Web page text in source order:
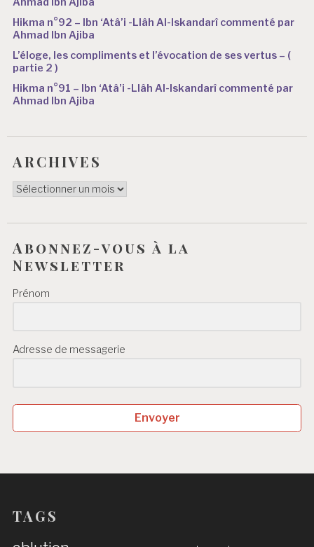
Hikma n°92 – Ibn ‘Atâ’i -Llâh Al-Iskandarî commenté par
Ahmad Ibn Ajiba
L’éloge, les compliments et l’évocation de ses vertus – (
partie 2 )
Hikma n°91 – Ibn ‘Atâ’i -Llâh Al-Iskandarî commenté par
Ahmad Ibn Ajiba
ARCHIVES
ARCHIVES
Abonnez-vous à la
Newsletter
Prénom
Adresse de messagerie
Envoyer
TAGS